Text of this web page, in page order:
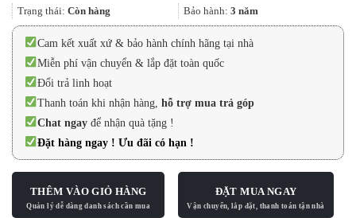
Trạng thái: Còn hàng Bảo hành: 3 năm
Cam kết xuất xứ & bảo hành chính hãng tại nhà
Miễn phí vận chuyển & lắp đặt toàn quốc
Đổi trả linh hoạt
Thanh toán khi nhận hàng,hỗ trợ mua trả góp
Chat ngayđể nhận quà tặng !
Đặt hàng ngay ! Ưu đãi có hạn !
THÊM VÀO GIỎ HÀNG ĐẶT MUA NGAY